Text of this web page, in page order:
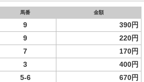
馬番 金額
9 390円
9
220円
7
170円
3
400円
5-6
670円